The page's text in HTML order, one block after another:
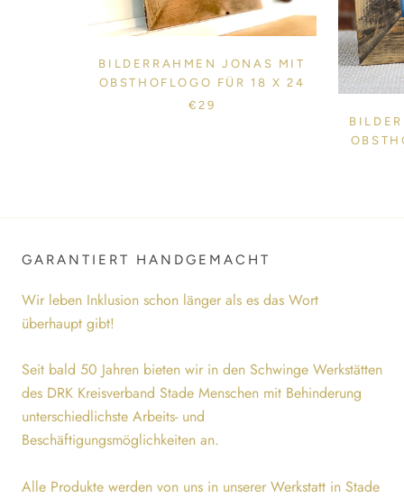
BILDERRAHMEN JONAS MIT
OBSTHOFLOGO FÜR 18 X 24
€29
GARANTIERT HANDGEMACHT
Wir leben Inklusion schon länger als es das Wort
überhaupt gibt!
Seit bald 50 Jahren bieten wir in den Schwinge Werkstätten
des DRK Kreisverband Stade Menschen mit Behinderung
unterschiedlichste Arbeits- und
Beschäftigungsmöglichkeiten an.
Alle Produkte werden von uns in unserer Werkstatt in Stade